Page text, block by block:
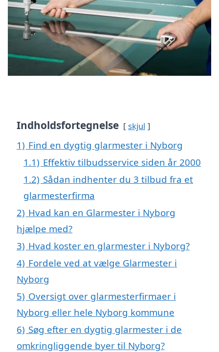
Indholdsfortegnelse skjul
1) Find en dygtig glarmester i Nyborg
1.1) Effektiv tilbudsservice siden år 2000
1.2) Sådan indhenter du 3 tilbud fra et
glarmesterfirma
2) Hvad kan en Glarmester i Nyborg
hjælpe med?
3) Hvad koster en glarmester i Nyborg?
4) Fordele ved at vælge Glarmester i
Nyborg
5) Oversigt over glarmesterfirmaer i
Nyborg eller hele Nyborg kommune
6) Søg efter en dygtig glarmester i de
omkringliggende byer til Nyborg?